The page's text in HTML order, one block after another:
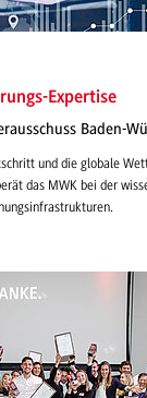
Expertise
Baden-
und die globale
das MWK bei der